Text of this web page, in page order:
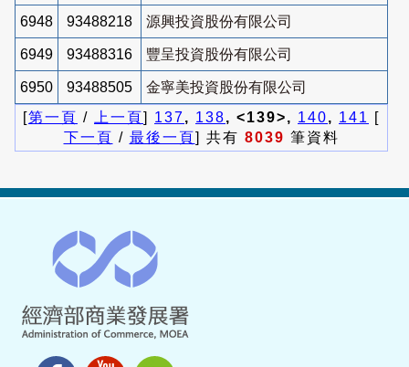
6948 93488218 源興投資股份有限公司
6949 93488316 豐呈投資股份有限公司
6950 93488505
金寧美投資股份有限公司
[第一頁 / 上一頁] 137, 138, <139>, 140, 141
[
下一頁 / 最後一頁] 共有 8039 筆資料